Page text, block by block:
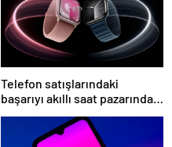
Telefon satışlarındaki
başarıyı akıllı saat pazarında